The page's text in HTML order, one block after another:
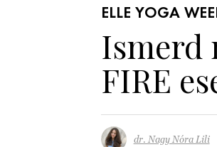
ELLE YOGA
Ismerd
FIRE
dr. Nagy Nóra Lili